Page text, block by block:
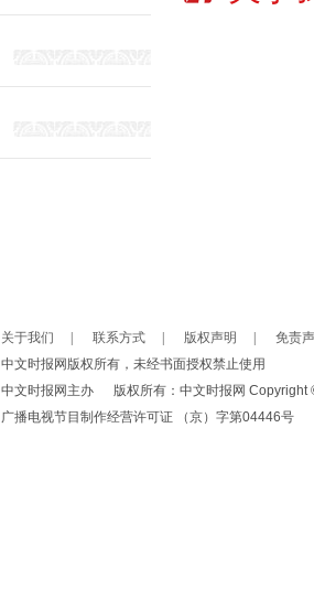
关于我们 联系方式 版权声明
免责
中文时报网版权所有，未经书面授权禁止使用
中文时报网主办 版权所有：中文时报网 Copyright
广播电视节目制作经营许可证 （京）字第04446